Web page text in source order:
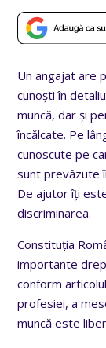
Un angajat are
cunoști în
muncă, dar și
încălcate. Pe
cunoscute pe
sunt prevăzute
De ajutor îți
discriminarea.
Constituția
importante
conform
profesiei, a
muncă este